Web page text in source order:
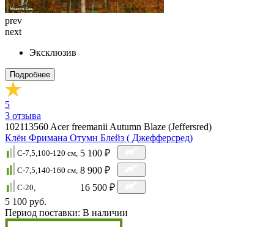
prev
next
Эксклюзив
Подробнее
5
3 отзыва
102113560 Acer freemanii Autumn Blaze (Jeffersred)
Клён Фримана Отумн Блейз ( Джефферсред)
C-7,5,100-120 cм, 5 100 ₽
C-7,5,140-160 см, 8 900 ₽
C-20,
16 500 ₽
5 100 руб.
Период поставки: В наличии